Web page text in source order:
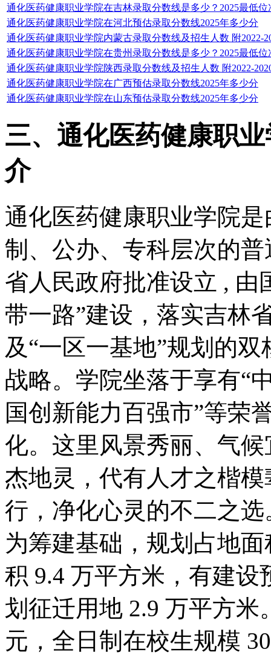
通化医药健康职业学院在吉林录取分数线是多少？2025最低位
通化医药健康职业学院在河北预估录取分数线2025年多少分
通化医药健康职业学院内蒙古录取分数线及招生人数 附2022-
通化医药健康职业学院在贵州录取分数线是多少？2025最低位
通化医药健康职业学院陕西录取分数线及招生人数 附2022-
通化医药健康职业学院在广西预估录取分数线2025年多少分
通化医药健康职业学院在山东预估录取分数线2025年多少分
三、通化医药健康职
介
通化医药健康职业学院
制、公办、专科层次的
省人民政府批准设立 , 由
带一路”建设，落实吉林
及“一区一基地”规划的
战略。学院坐落于享有“
国创新能力百强市”等
化。这里风景秀丽、气
杰地灵，代有人才之楷
行，净化心灵的不二之
为筹建基础，规划占地
积 9.4 万平方米，有建
划征迁用地 2.9 万平方米
元，全日制在校生规模